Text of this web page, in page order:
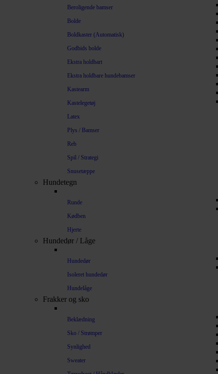
Beroligende bamser
Bolde
Boldkaster (Automatisk)
Godbids bolde
Ekstra holdbart
Ekstra holdbare hundebamser
Kastearm
Kastelegetøj
Latex
Plys / Bamser
Reb
Spil / Strategi
Snusetæppe
Hundetegn
Runde
Kødben
Hjerte
Hundedør / Låge
Hundedør
Isoleret hundedør
Hundelåge
Frakker og sko
Beklædning
Sko / Strømper
Synlighed
Sweater